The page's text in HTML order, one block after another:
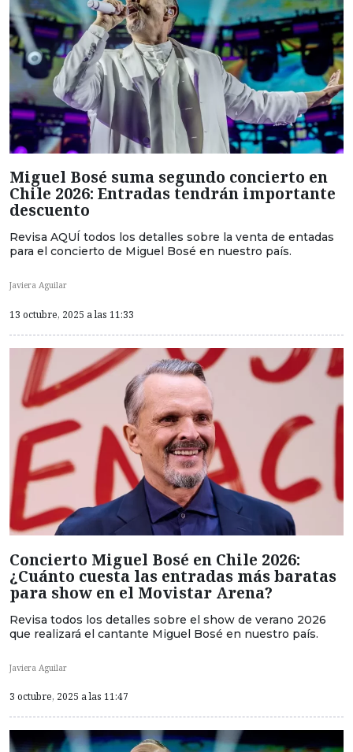
Miguel Bosé suma segundo concierto en
Chile 2026: Entradas tendrán importante
descuento
Revisa AQUÍ todos los detalles sobre la venta de entadas
para el concierto de Miguel Bosé en nuestro país.
Javiera Aguilar
13 octubre, 2025 a las 11:33
Concierto Miguel Bosé en Chile 2026:
¿Cuánto cuesta las entradas más baratas
para show en el Movistar Arena?
Revisa todos los detalles sobre el show de verano 2026
que realizará el cantante Miguel Bosé en nuestro país.
Javiera Aguilar
3 octubre, 2025 a las 11:47